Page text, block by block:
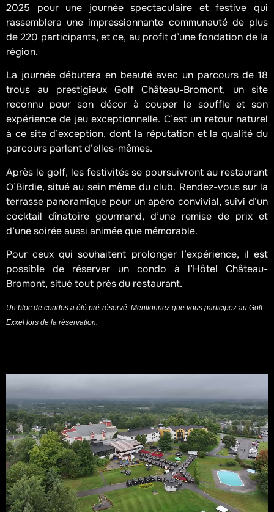
2025 pour une journée spectaculaire et festive qui
rassemblera une impressionnante communauté de plus
de 220 participants, et ce, au profit d’une fondation de la
région.
La journée débutera en beauté avec un parcours de 18
trous au prestigieux Golf Château-Bromont, un site
reconnu pour son décor à couper le souffle et son
expérience de jeu exceptionnelle. C’est un retour naturel
à ce site d’exception, dont la réputation et la qualité du
parcours parlent d’elles-mêmes.
Après le golf, les festivités se poursuivront au restaurant
O’Birdie, situé au sein même du club. Rendez-vous sur la
terrasse panoramique pour un apéro convivial, suivi d’un
cocktail dînatoire gourmand, d’une remise de prix et
d’une soirée aussi animée que mémorable.
Pour ceux qui souhaitent prolonger l’expérience, il est
possible de réserver un condo à l’Hôtel Château-
Bromont, situé tout près du restaurant.
Un bloc de condos a été pré-réservé. Mentionnez que vous participez au Golf
Exxel lors de la réservation.